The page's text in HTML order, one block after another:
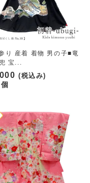
り 産着 着物 男の子■竜
宝...
(税込み)